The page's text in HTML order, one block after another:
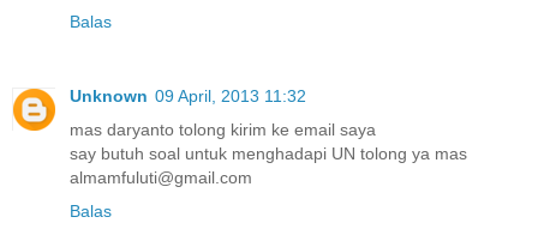
Balas
Unknown 09 April, 2013 11:32
mas daryanto tolong kirim ke email saya
say butuh soal untuk menghadapi UN tolong ya mas
almamfuluti@gmail.com
Balas